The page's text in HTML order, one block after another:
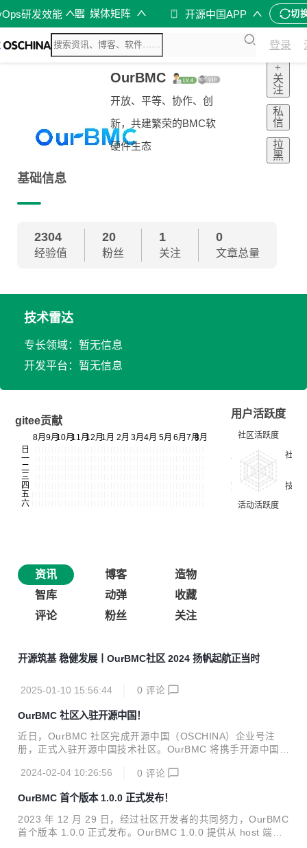
研发效能 媒体矩阵 开源中国APP 切
登录
OurBMC
开放、平等、协作、创
新，共建繁荣的BMC软
硬件生态
+
关
注
私
信
拉
黑
基础信息
2304
经验值
20
粉丝
1
关注
0
文章总量
技术雷达
专长领域：暂无信息
开发平台：暂无信息
gitee贡献
用户活跃度
资讯 博客
造物
智库
动弹
收藏
评论
粉丝 关注
开源筑基 稳健发展丨OurBMC社区 2024 扬帆起航正当时
2025-01-10 15:56:44 0 评论
OurBMC 社区入驻开源中国！
近日，OurBMC 社区完成开源中国（OSCHINA）企业号注
册，正式入驻开源中国技术社区。OurBMC 将携手开源中国优
生态。 作为国内知名的开源技术社区，OSCHINA 聚集了超过
开源技术能力和优化开源生态环境方面发挥了重要作用。自创
建至今，经过十五年深耕与发展，结合对中国本土开源环境的
深刻理解，OSCHINA 已成为推动国内开源技术进步的重要力
2024-02-04 10:26:56 0 评论
OurBMC 首个版本 1.0.0 正式发布！
2023 年 12 月 29 日，经过社区开发者的共同努力，OurBMC
首个版本 1.0.0 正式发布。OurBMC 1.0.0 提供从 host 端到